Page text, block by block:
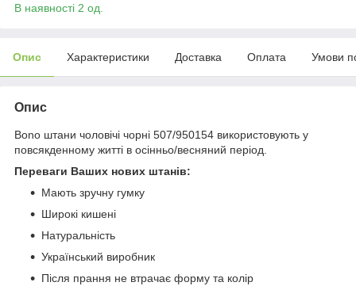
В наявності 2 од.
Опис Характеристики Доставка Оплата Умови
Опис
Bono штани чоловічі чорні 507/950154 використовують у
повсякденному житті в осінньо/весняний період.
Переваги Ваших нових штанів:
Мають зручну гумку
Широкі кишені
Натуральність
Український виробник
Після прання не втрачає форму та колір